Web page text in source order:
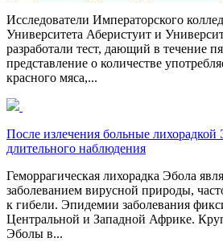
Исследователи Императорского
Университета Аберистуит и
разработали тест, дающий в течение
представление о количестве
красного мяса,...
После излечения больные лихорадкой
длительного наблюдения
Геморрагическая лихорадка Эбола
заболеванием вирусной природы,
к гибели. Эпидемии заболевания
Центральной и Западной Африке.
Эболы в...